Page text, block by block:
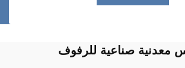
معدنية صناعية للرفوف